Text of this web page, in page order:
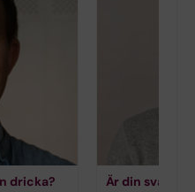
dricka? Är din